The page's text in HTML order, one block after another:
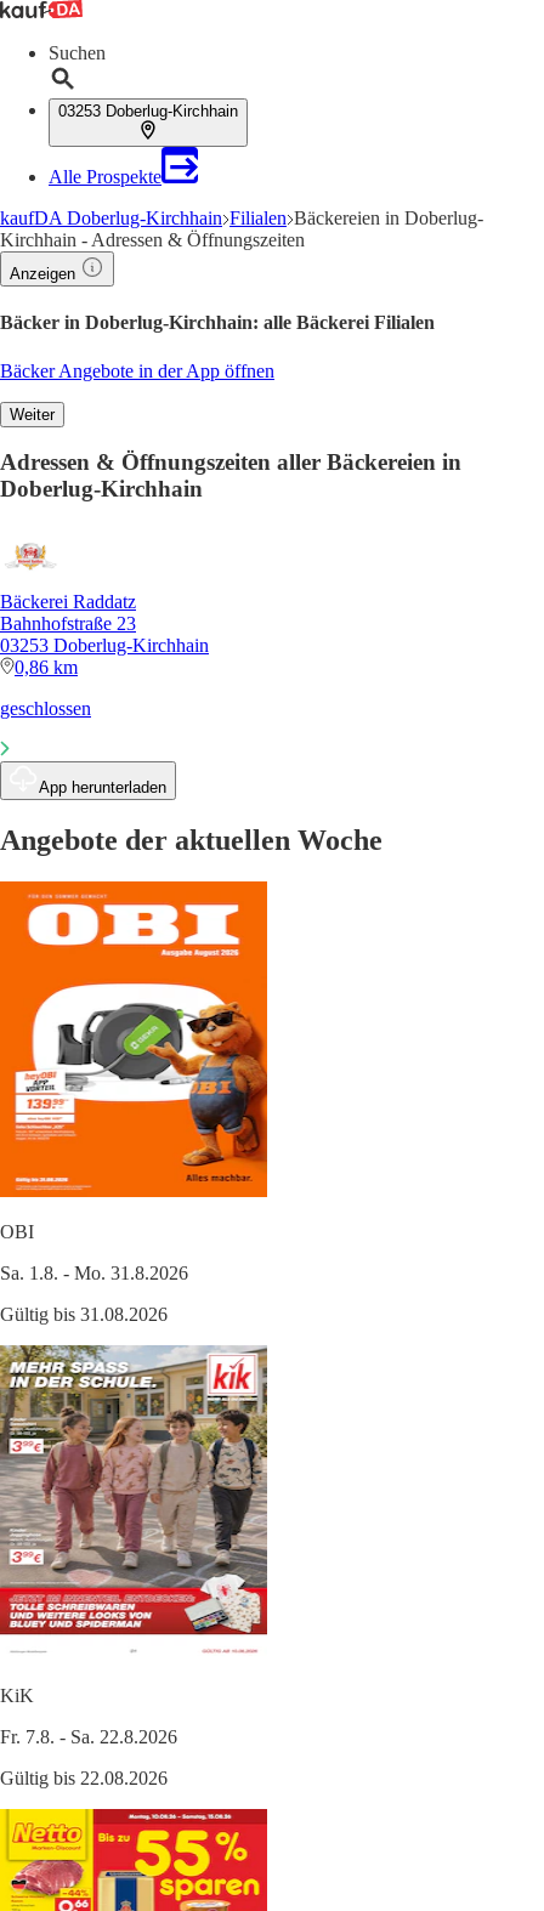
Suchen
03253 Doberlug-Kirchhain
Alle Prospekte
kaufDA Doberlug-Kirchhain Filialen Bäckereien in Doberlug-
Kirchhain - Adressen & Öffnungszeiten
Anzeigen
Bäcker in Doberlug-Kirchhain: alle Bäckerei Filialen
Bäcker Angebote in der App öffnen
Weiter
Adressen & Öffnungszeiten aller Bäckereien in
Doberlug-Kirchhain
Bäckerei Raddatz
Bahnhofstraße 23
03253 Doberlug-Kirchhain
0,86 km
geschlossen
App herunterladen
Angebote der aktuellen Woche
OBI
Sa. 1.8. - Mo. 31.8.2026
Gültig bis 31.08.2026
KiK
Fr. 7.8. - Sa. 22.8.2026
Gültig bis 22.08.2026